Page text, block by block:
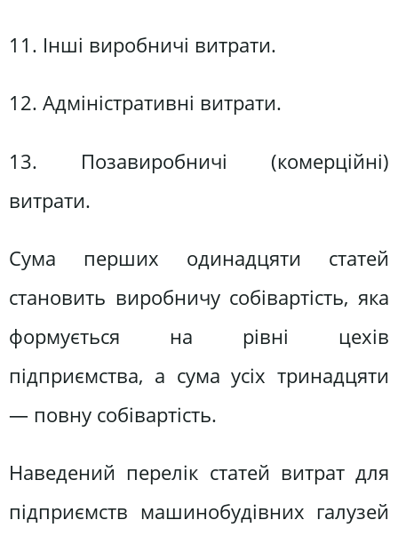
11. Інші виробничі витрати.
12. Адміністративні витрати.
13. Позавиробничі (комерційні)
витрати.
Сума перших одинадцяти статей
становить виробничу собівартість, яка
формується на рівні цехів
підприємства, а сума усіх тринадцяти
— повну собівартість.
Наведений перелік статей витрат для
підприємств машинобудівних галузей